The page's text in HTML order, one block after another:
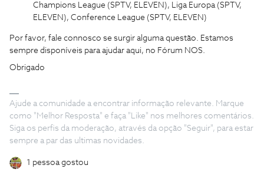
Champions League (SPTV, ELEVEN), Liga Europa (SPTV,
ELEVEN), Conference League (SPTV, ELEVEN)
Por favor, fale connosco se surgir alguma questão. Estamos
sempre disponíveis para ajudar aqui, no Fórum NOS.
Obrigado
Ajude a comunidade a encontrar informação relevante. Marque
como "Melhor Resposta" e faça "Like" nos melhores comentários.
Siga os perfis da moderação, através da opção "Seguir", para estar
sempre a par das ultimas novidades.
1 pessoa gostou